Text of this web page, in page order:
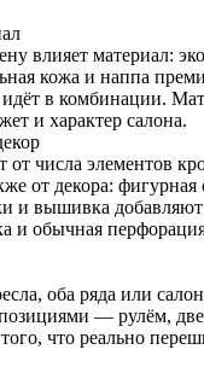
влияет материал:
кожа и наппа
идёт в комбинации.
и характер салона.
от числа элементов
от декора: фигурная
и вышивка
и обычная
оба ряда или
— рулём,
того, что реально